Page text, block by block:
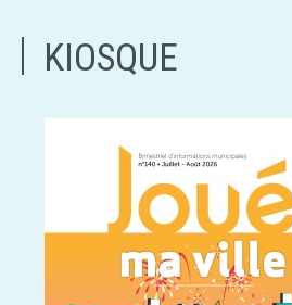
KIOSQUE